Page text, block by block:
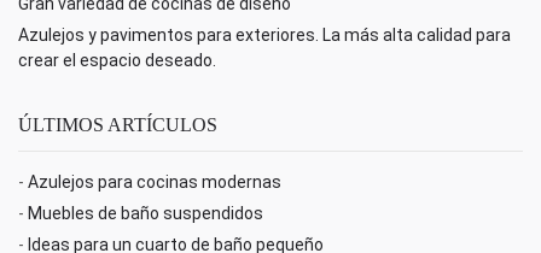
Azulejos y pavimentos para exteriores. La más alta calidad para
crear el espacio deseado.
ÚLTIMOS ARTÍCULOS
- Azulejos para cocinas modernas
- Muebles de baño suspendidos
- Ideas para un cuarto de baño pequeño